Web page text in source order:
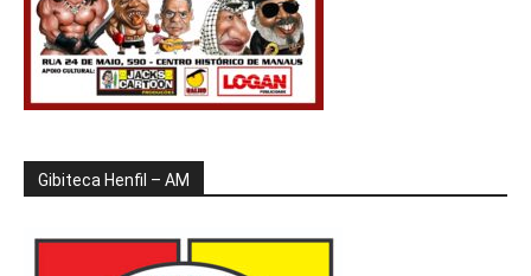
Gibiteca Henfil – AM